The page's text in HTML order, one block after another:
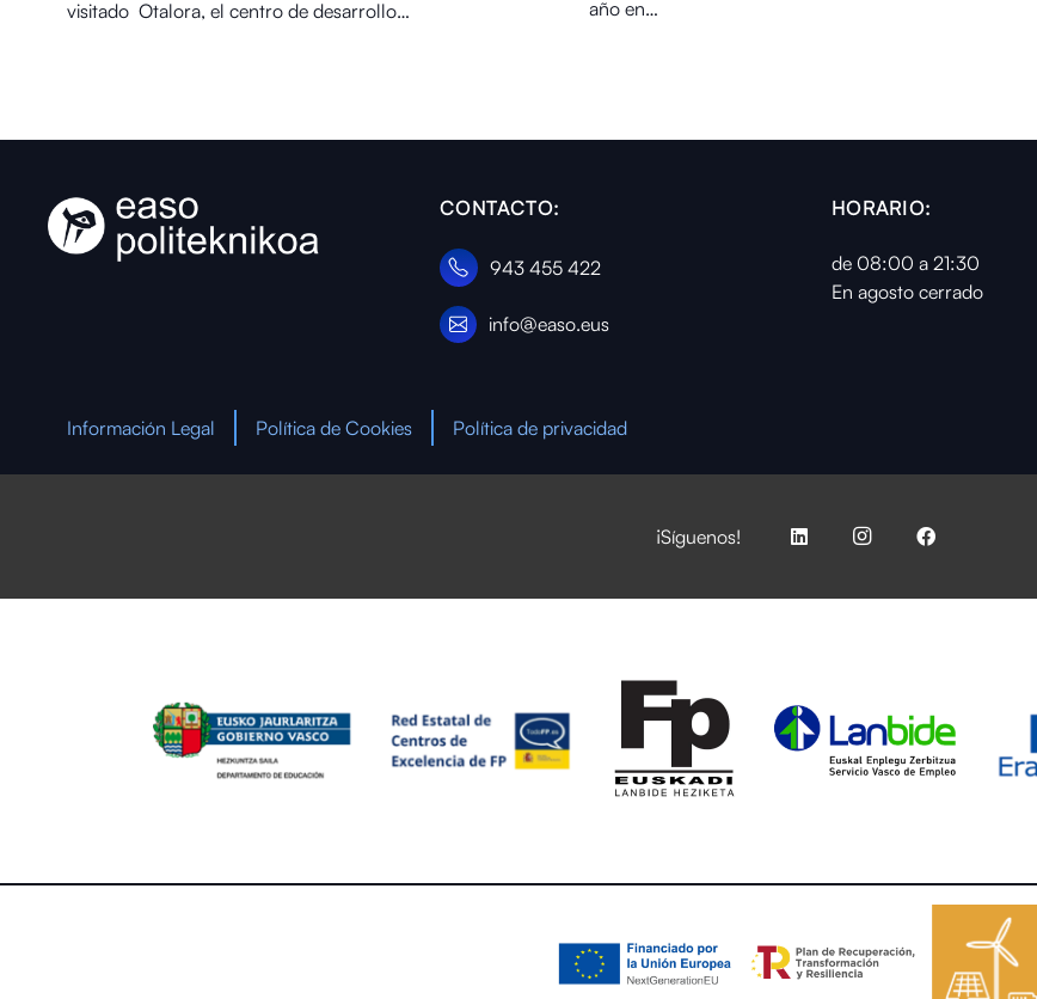
visitado Otalora⁠, el centro de desarrollo…
año en…
CONTACTO:
943 455 422
info@easo.eus
HORARIO:
de 08:00 a 21:30
En agosto cerrado
Información Legal Política de Cookies Política de privacidad
¡Síguenos!